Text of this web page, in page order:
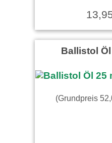
Ballistol
(Grundpreis